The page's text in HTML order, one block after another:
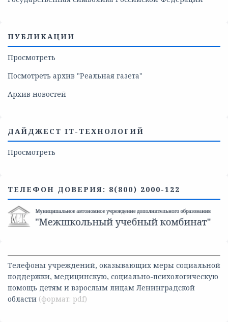
ПУБЛИКАЦИИ
Просмотреть
Посмотреть архив "Реальная газета"
Архив новостей
ДАЙДЖЕСТ IT-ТЕХНОЛОГИЙ
Просмотреть
ТЕЛЕФОН ДОВЕРИЯ: 8(800) 2000-122